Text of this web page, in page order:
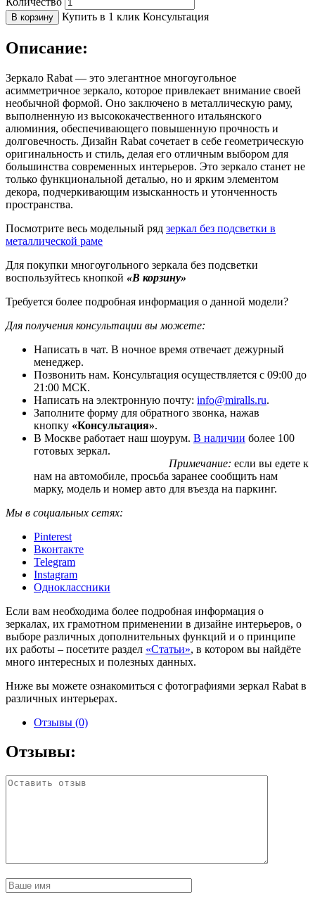
В корзину Купить в 1 клик Консультация
Описание:
Зеркало Rabat — это элегантное многоугольное
асимметричное зеркало, которое привлекает внимание своей
необычной формой. Оно заключено в металлическую раму,
выполненную из высококачественного итальянского
алюминия, обеспечивающего повышенную прочность и
долговечность. Дизайн Rabat сочетает в себе геометрическую
оригинальность и стиль, делая его отличным выбором для
большинства современных интерьеров. Это зеркало станет не
только функциональной деталью, но и ярким элементом
декора, подчеркивающим изысканность и утонченность
пространства.
Посмотрите весь модельный ряд зеркал без подсветки в
металлической раме
Для покупки многоугольного зеркала без подсветки
воспользуйтесь кнопкой «В корзину»
Требуется более подробная информация о данной модели?
Для получения консультации вы можете:
Написать в чат. В ночное время отвечает дежурный
менеджер.
Позвонить нам. Консультация осуществляется с 09:00 до
21:00 МСК.
Написать на электронную почту: info@miralls.ru.
Заполните форму для обратного звонка, нажав
кнопку «Консультация».
В Москве работает наш шоурум. В наличии более 100
готовых зеркал.
Примечание: если вы едете к
нам на автомобиле, просьба заранее сообщить нам
марку, модель и номер авто для въезда на паркинг.
Мы в социальных сетях:
Pinterest
Вконтакте
Telegram
Instagram
Одноклассники
Если вам необходима более подробная информация о
зеркалах, их грамотном применении в дизайне интерьеров, о
выборе различных дополнительных функций и о принципе
их работы – посетите раздел «Статьи», в котором вы найдёте
много интересных и полезных данных.
Ниже вы можете ознакомиться с фотографиями зеркал Rabat в
различных интерьерах.
Отзывы (0)
Отзывы: